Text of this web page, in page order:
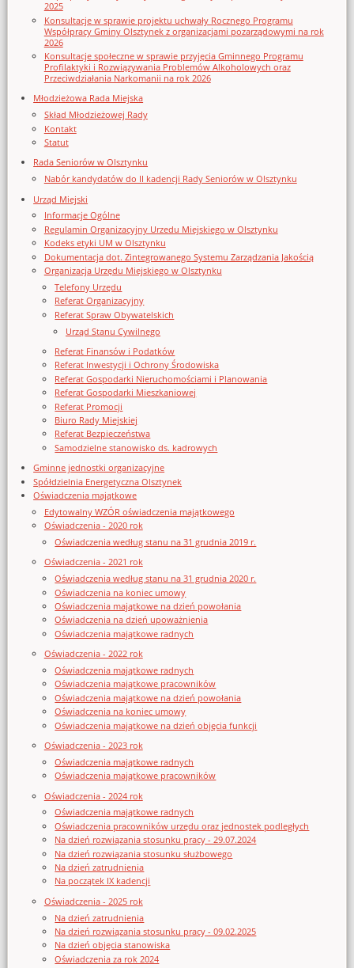
2025
Konsultacje w sprawie projektu uchwały Rocznego Programu
Współpracy Gminy Olsztynek z organizacjami pozarządowymi na rok
2026
Konsultacje społeczne w sprawie przyjęcia Gminnego Programu
Profilaktyki i Rozwiązywania Problemów Alkoholowych oraz
Przeciwdziałania Narkomanii na rok 2026
Młodzieżowa Rada Miejska
Skład Młodzieżowej Rady
Kontakt
Statut
Rada Seniorów w Olsztynku
Nabór kandydatów do II kadencji Rady Seniorów w Olsztynku
Urząd Miejski
Informacje Ogólne
Regulamin Organizacyjny Urzedu Miejskiego w Olsztynku
Kodeks etyki UM w Olsztynku
Dokumentacja dot. Zintegrowanego Systemu Zarządzania Jakością
Organizacja Urzędu Miejskiego w Olsztynku
Telefony Urzędu
Referat Organizacyjny
Referat Spraw Obywatelskich
Urząd Stanu Cywilnego
Referat Finansów i Podatków
Referat Inwestycji i Ochrony Środowiska
Referat Gospodarki Nieruchomościami i Planowania
Referat Gospodarki Mieszkaniowej
Referat Promocji
Biuro Rady Miejskiej
Referat Bezpieczeństwa
Samodzielne stanowisko ds. kadrowych
Gminne jednostki organizacyjne
Spółdzielnia Energetyczna Olsztynek
Oświadczenia majątkowe
Edytowalny WZÓR oświadczenia majątkowego
Oświadczenia - 2020 rok
Oświadczenia według stanu na 31 grudnia 2019 r.
Oświadczenia - 2021 rok
Oświadczenia według stanu na 31 grudnia 2020 r.
Oświadczenia na koniec umowy
Oświadczenia majątkowe na dzień powołania
Oświadczenia na dzień upoważnienia
Oświadczenia majątkowe radnych
Oświadczenia - 2022 rok
Oświadczenia majątkowe radnych
Oświadczenia majątkowe pracowników
Oświadczenia majątkowe na dzień powołania
Oświadczenia na koniec umowy
Oświadczenia majątkowe na dzień objęcia funkcji
Oświadczenia - 2023 rok
Oświadczenia majątkowe radnych
Oświadczenia majątkowe pracowników
Oświadczenia - 2024 rok
Oświadczenia majątkowe radnych
Oświadczenia pracowników urzędu oraz jednostek podległych
Na dzień rozwiązania stosunku pracy - 29.07.2024
Na dzień rozwiązania stosunku służbowego
Na dzień zatrudnienia
Na początek IX kadencji
Oświadczenia - 2025 rok
Na dzień zatrudnienia
Na dzień rozwiązania stosunku pracy - 09.02.2025
Na dzień objęcia stanowiska
Oświadczenia za rok 2024